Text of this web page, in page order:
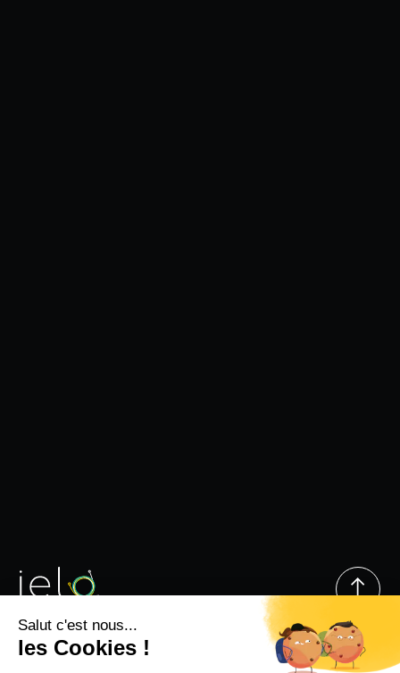
Suivez-nous